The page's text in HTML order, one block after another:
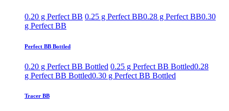
0.20 g Perfect BB 0.25 g Perfect BB0.28 g Perfect BB0.30
g Perfect BB
Perfect BB Bottled
0.20 g Perfect BB Bottled 0.25 g Perfect BB Bottled0.28
g Perfect BB Bottled0.30 g Perfect BB Bottled
Tracer BB